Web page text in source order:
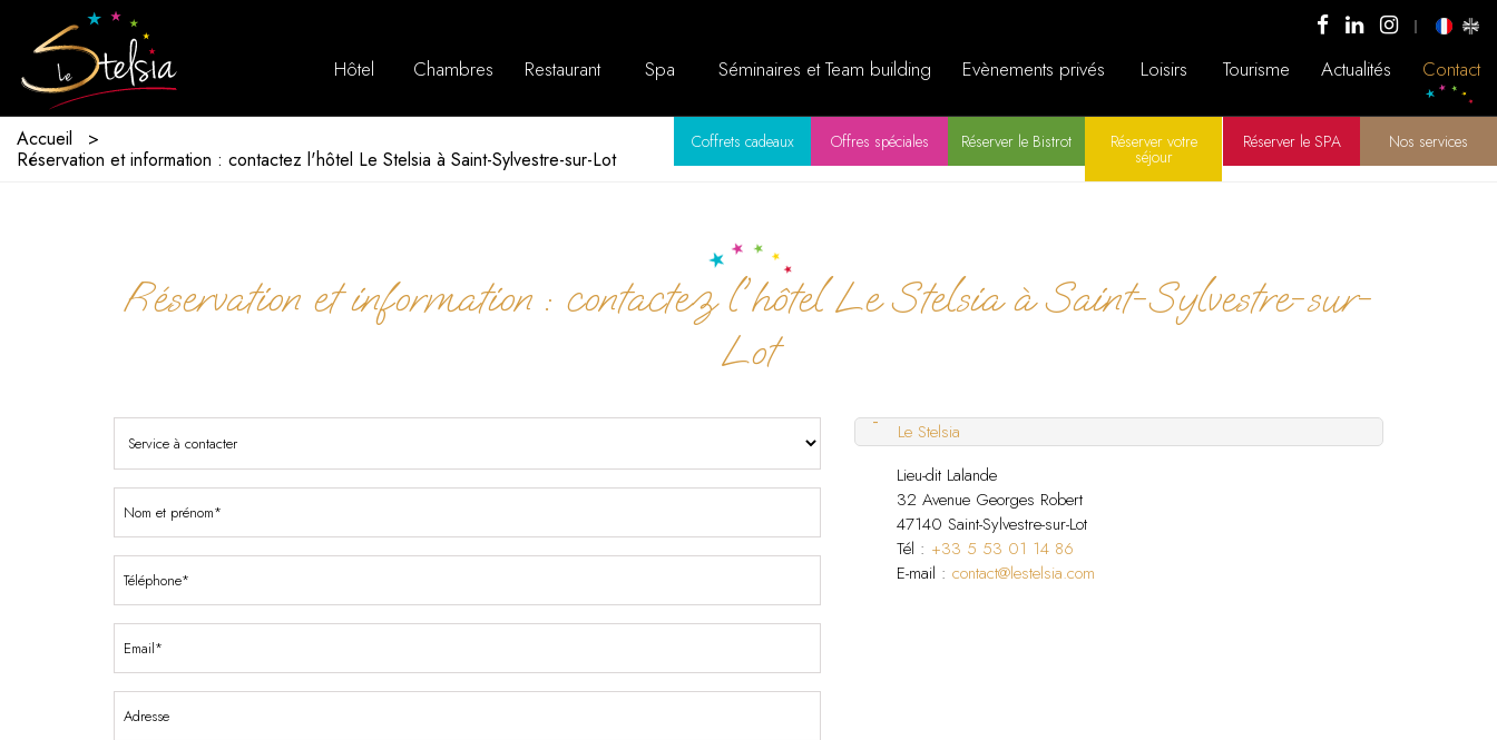
Hôtel Chambres Restaurant Spa Séminaires et Team building Evènements privés Loisirs Tourisme Actualités Contact
Accueil
Réservation et information : contactez l'hôtel Le Stelsia à Saint-Sylvestre-sur-Lot
Coffrets cadeaux Offres spéciales Réserver le Bistrot Réserver votre
séjour
Réserver le SPA Nos services
Réservation et information : contactez l'hôtel Le Stelsia à Saint-Sylvestre-sur-
Lot
Le Stelsia
-
Lieu-dit Lalande
32 Avenue Georges Robert
47140 Saint-Sylvestre-sur-Lot
Tél : +33 5 53 01 14 86
E-mail : contact@lestelsia.com